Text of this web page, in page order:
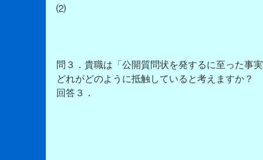
⑵
問３．貴職は「公開質問状を発するに至った事
どれがどのように抵触していると考えますか？
回答３．